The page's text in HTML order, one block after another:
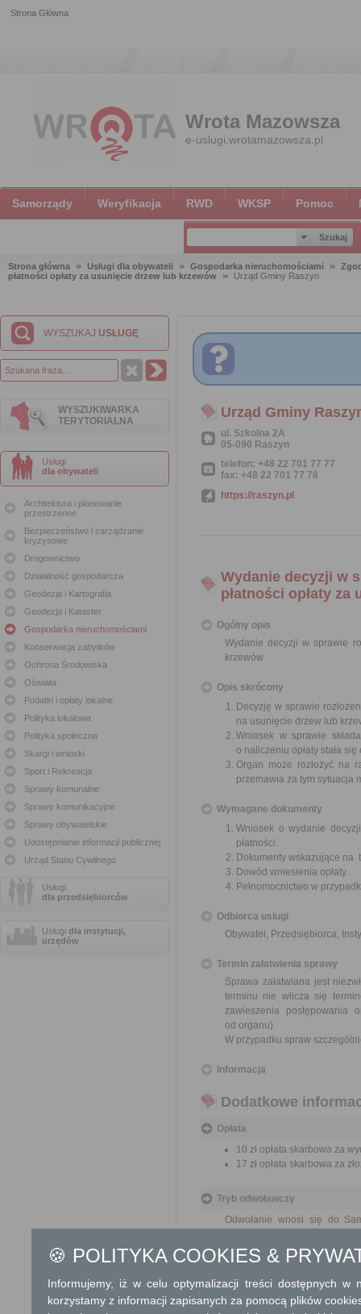
Strona Główna
Wrota Mazowsza
e-uslugi.wrotamazowsza.pl
Samorządy Weryfikacja RWD WKSP Pomoc
Strona główna Usługi dla obywateli Gospodarka nieruchomościami
płatności opłaty za usunięcie drzew lub krzewów
Urząd Gminy Raszyn
WYSZUKAJ USŁUGĘ
WYSZUKIWARKA
TERYTORIALNA
Usługi
dla obywateli
Architektura i planowanie
przestrzenne
Bezpieczeństwo i zarządzanie
kryzysowe
Drogownictwo
Działalność gospodarcza
Geodezja i Kartografia
Geodezja i Kataster
Gospodarka nieruchomościami
Konserwacja zabytków
Ochrona Środowiska
Oświata
Podatki i opłaty lokalne
Polityka lokalowa
Polityka społeczna
Skargi i wnioski
Sport i Rekreacja
Sprawy komunalne
Sprawy komunikacyjne
Sprawy obywatelskie
Udostępnianie informacji publicznej
Urząd Stanu Cywilnego
Usługi
dla przedsiębiorców
Usługi dla instytucji,
urzędów
Urząd Gminy
ul. Szkolna 2A
05-090 Raszyn
telefon: +48 22 701 77 77
fax: +48 22 701 77 78
https://raszyn.pl
Wydanie decyzji w
płatności opłaty
Ogólny opis
Wydanie decyzji w sprawie
krzewów
Opis skrócony
Decyzję w sprawie
na usunięcie drzew lub
Wniosek w sprawie
o naliczeniu opłaty stała się
Organ może rozłożyć na
przemawia za tym sytuacja
Wymagane dokumenty
Wniosek o wydanie
płatności.
Dokumenty wskazujące na
Dowód wniesienia opłaty.
Pełnomocnictwo w
Odbiorca usługi
Obywatel, Przedsiębiorca,
Termin załatwienia sprawy
Sprawa załatwiana jest
terminu nie wlicza się
zawieszenia postępowania
od organu).
W przypadku spraw
Informacja
Dodatkowe
Opłata
10 zł opłata skarbowa za
17 zł opłata skarbowa za
Tryb odwoławczy
Odwołanie wnosi się do
jego nadania w polskiej
Skargi i wnioski
Przedmiotem skargi może
🍪 POLITYKA COOKIES &
Informujemy, iż w celu optymalizacji treści dostępnych w
korzystamy z informacji zapisanych za pomocą plików